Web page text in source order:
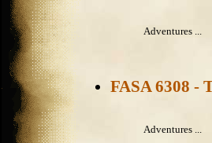
Adventures ...
FASA 6308 -
Adventures ...